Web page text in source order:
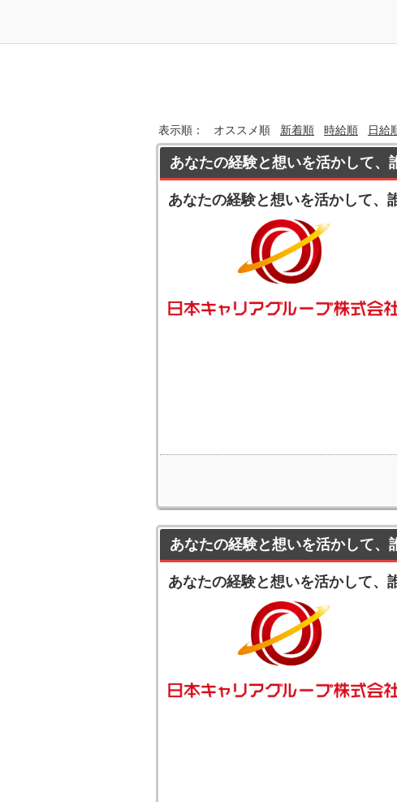
表示順： オススメ順 新着順 時給順 日給
あなたの経験と想いを活かして、
あなたの経験と想いを活かして、
あなたの経験と想いを活かして、
あなたの経験と想いを活かして、